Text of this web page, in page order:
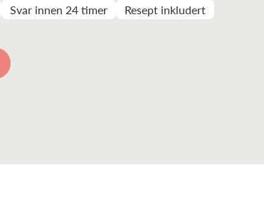
Svar innen 24 timer Resept inkludert